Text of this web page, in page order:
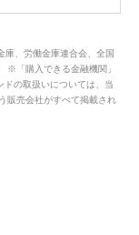
庫、労働金庫連合会、全国
※「購入できる金融機関」
ドの取扱いについては、当
販売会社がすべて掲載され